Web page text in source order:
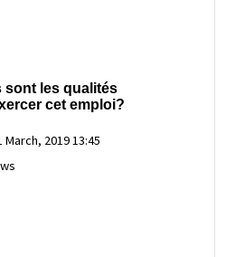
sont les qualités
cet emploi?
March, 2019 13:45